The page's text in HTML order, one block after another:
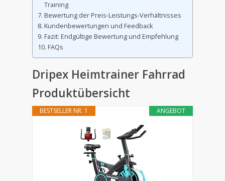
Training
Bewertung der Preis-Leistungs-Verhältnisses
Kundenbewertungen und Feedback
Fazit: Endgültige Bewertung und Empfehlung
FAQs
Dripex Heimtrainer Fahrrad
Produktübersicht
ANGEBOT
BESTSELLER NR. 1